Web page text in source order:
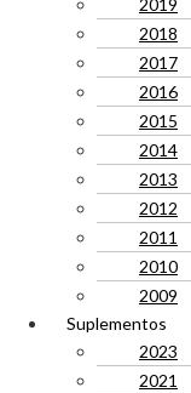
2019
2018
2017
2016
2015
2014
2013
2012
2011
2010
2009
Suplementos
2023
2021